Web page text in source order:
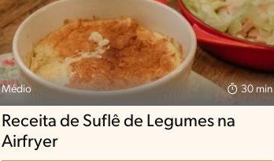
Médio 30 min
Receita de Suflê de Legumes na
Airfryer